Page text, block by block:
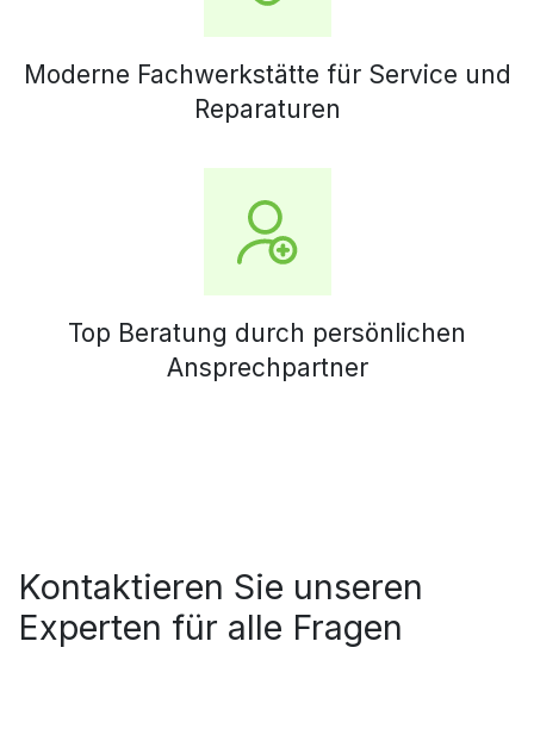
Moderne Fachwerkstätte für Service und
Reparaturen
Top Beratung durch persönlichen
Ansprechpartner
Kontaktieren Sie unseren
Experten für alle Fragen